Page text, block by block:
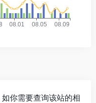
你需要查询该站的相